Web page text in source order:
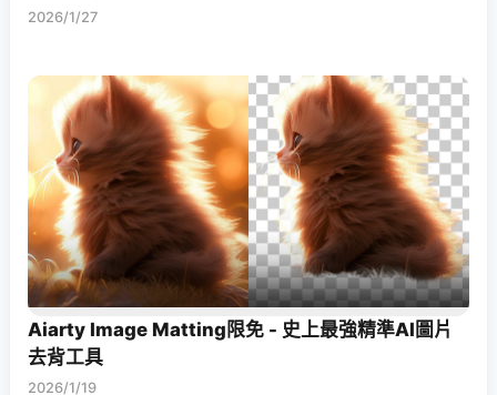
2026/1/27
Aiarty Image Matting限免 - 史上最強精準AI圖片
去背工具
2026/1/19